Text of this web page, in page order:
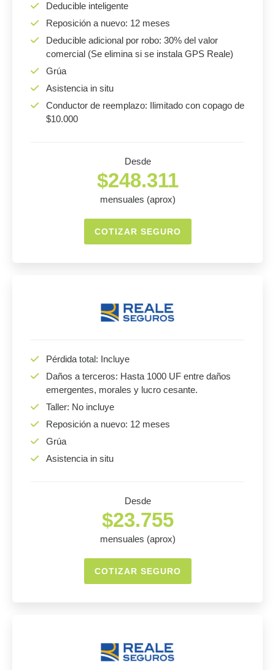
Deducible inteligente
Reposición a nuevo: 12 meses
Deducible adicional por robo: 30% del valor
comercial (Se elimina si se instala GPS Reale)
Grúa
Asistencia in situ
Conductor de reemplazo: Ilimitado con copago de
$10.000
Desde
$248.311
mensuales (aprox)
COTIZAR SEGURO
Pérdida total: Incluye
Daños a terceros: Hasta 1000 UF entre daños
emergentes, morales y lucro cesante.
Taller: No incluye
Reposición a nuevo: 12 meses
Grúa
Asistencia in situ
Desde
$23.755
mensuales (aprox)
COTIZAR SEGURO